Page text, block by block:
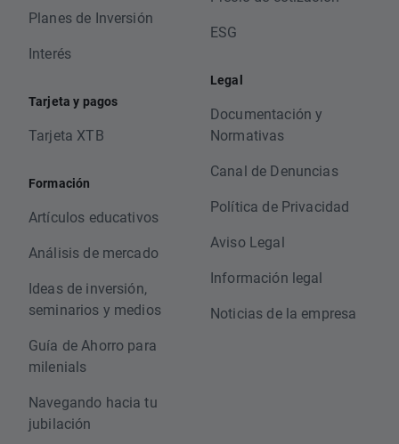
Planes de Inversión
Interés
Tarjeta y pagos
Tarjeta XTB
Formación
Artículos educativos
Análisis de mercado
Ideas de inversión,
seminarios y medios
Guía de Ahorro para
milenials
Navegando hacia tu
jubilación
ESG
Legal
Documentación y
Normativas
Canal de Denuncias
Política de Privacidad
Aviso Legal
Información legal
Noticias de la empresa